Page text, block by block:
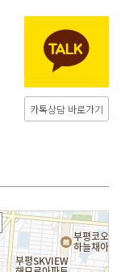
카톡상담 바로가기